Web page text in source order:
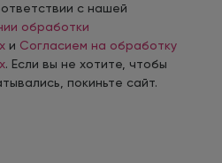
рассылки
сайтов в г. Челябинск
с нашей
обработки
и Согласием на обработку
. Если вы не хотите, чтобы
покиньте сайт.